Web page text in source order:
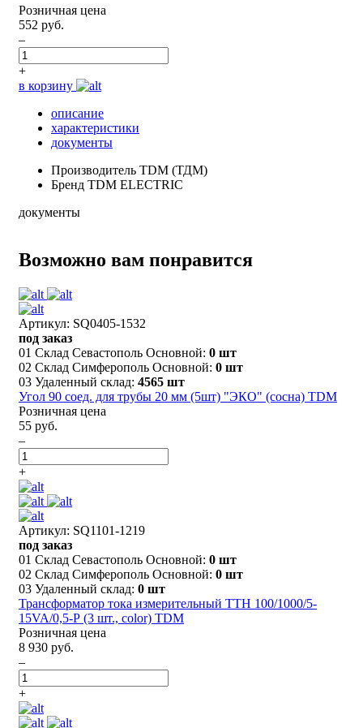
Розничная цена
552 руб.
–
+
в корзину
описание
характеристики
документы
Производитель TDM (ТДМ)
Бренд TDM ELECTRIC
документы
Возможно вам понравится
Артикул: SQ0405-1532
под заказ
01 Склад Севастополь Основной: 0 шт
02 Склад Симферополь Основной: 0 шт
03 Удаленный склад: 4565 шт
Угол 90 соед. для трубы 20 мм (5шт) "ЭКО" (сосна) TDM
Розничная цена
55 руб.
–
+
Артикул: SQ1101-1219
под заказ
01 Склад Севастополь Основной: 0 шт
02 Склад Симферополь Основной: 0 шт
03 Удаленный склад: 0 шт
Трансформатор тока измерительный ТТН 100/1000/5-
15VA/0,5-Р (3 шт., color) TDM
Розничная цена
8 930 руб.
–
+